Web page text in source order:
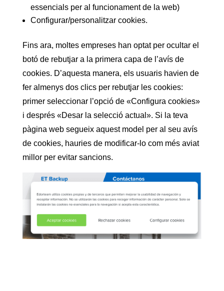
essencials per al funcionament de la web)
Configurar/personalitzar cookies.
Fins ara, moltes empreses han optat per ocultar el
botó de rebutjar a la primera capa de l’avís de
cookies. D’aquesta manera, els usuaris havien de
fer almenys dos clics per rebutjar les cookies:
primer seleccionar l’opció de «Configura cookies»
i després «Desar la selecció actual». Si la teva
pàgina web segueix aquest model per al seu avís
de cookies, hauries de modificar-lo com més aviat
millor per evitar sancions.